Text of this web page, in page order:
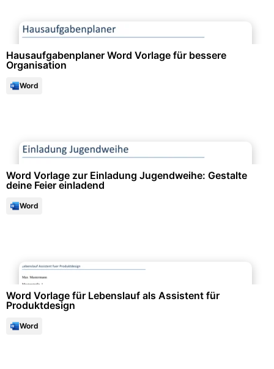
Hausaufgabenplaner Word Vorlage für bessere
Organisation
Word
Word Vorlage zur Einladung Jugendweihe: Gestalte
deine Feier einladend
Word
Word Vorlage für Lebenslauf als Assistent für
Produktdesign
Word